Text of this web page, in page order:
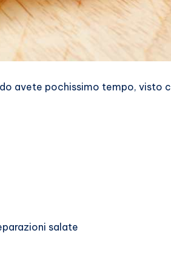
avete pochissimo tempo, visto
salate